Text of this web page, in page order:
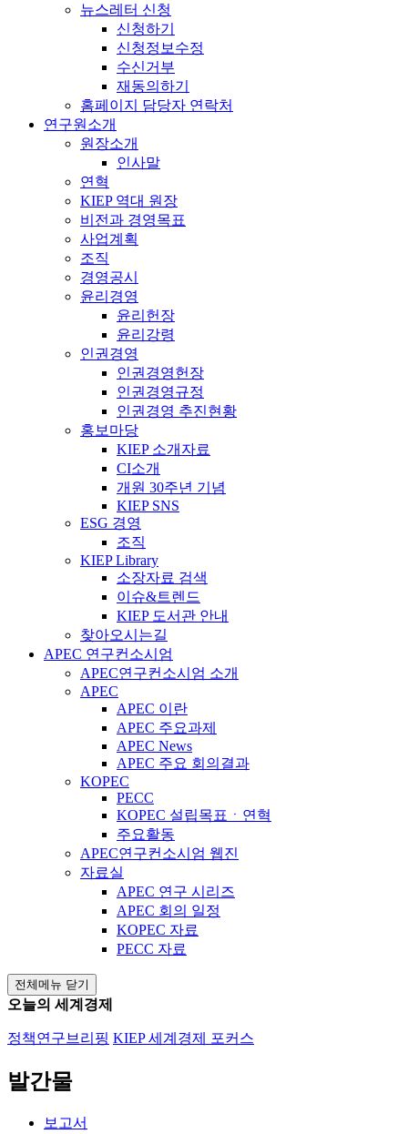
뉴스레터 신청
신청하기
신청정보수정
수신거부
재동의하기
홈페이지 담당자 연락처
연구원소개
원장소개
인사말
연혁
KIEP 역대 원장
비전과 경영목표
사업계획
조직
경영공시
윤리경영
윤리헌장
윤리강령
인권경영
인권경영헌장
인권경영규정
인권경영 추진현황
홍보마당
KIEP 소개자료
CI소개
개원 30주년 기념
KIEP SNS
ESG 경영
조직
KIEP Library
소장자료 검색
이슈&트렌드
KIEP 도서관 안내
찾아오시는길
APEC 연구컨소시엄
APEC연구컨소시엄 소개
APEC
APEC 이란
APEC 주요과제
APEC News
APEC 주요 회의결과
KOPEC
PECC
KOPEC 설립목표ㆍ연혁
주요활동
APEC연구컨소시엄 웹진
자료실
APEC 연구 시리즈
APEC 회의 일정
KOPEC 자료
PECC 자료
전체메뉴 닫기
오늘의 세계경제
정책연구브리핑 KIEP 세계경제 포커스
발간물
보고서